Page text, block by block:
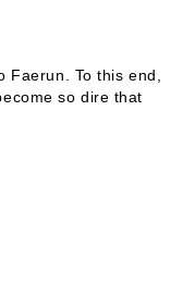
To this end,
so dire that